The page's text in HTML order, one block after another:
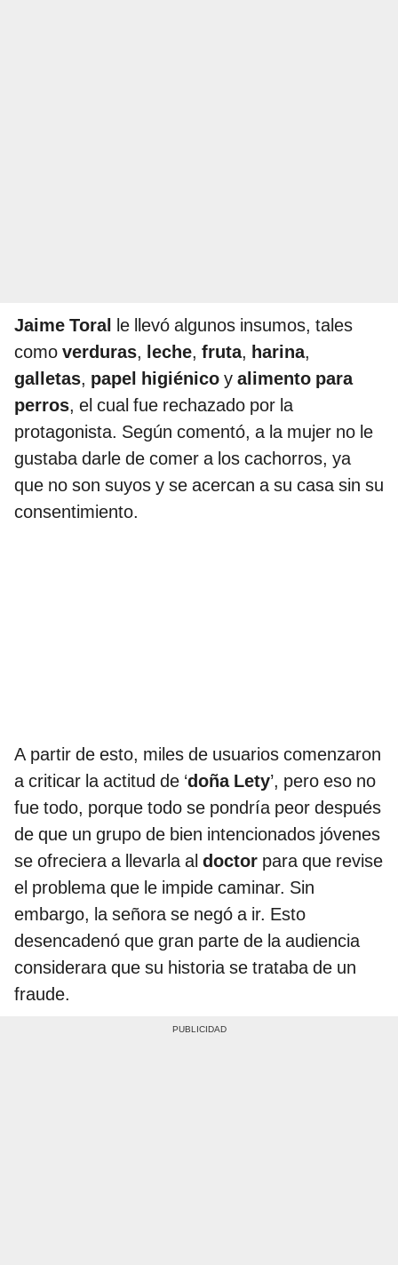
Jaime Toral le llevó algunos insumos, tales
como verduras, leche, fruta, harina,
galletas, papel higiénico y alimento para
perros, el cual fue rechazado por la
protagonista. Según comentó, a la mujer no le
gustaba darle de comer a los cachorros, ya
que no son suyos y se acercan a su casa sin su
consentimiento.
A partir de esto, miles de usuarios comenzaron
a criticar la actitud de ‘doña Lety’, pero eso no
fue todo, porque todo se pondría peor después
de que un grupo de bien intencionados jóvenes
se ofreciera a llevarla al doctor para que revise
el problema que le impide caminar. Sin
embargo, la señora se negó a ir. Esto
desencadenó que gran parte de la audiencia
considerara que su historia se trataba de un
fraude.